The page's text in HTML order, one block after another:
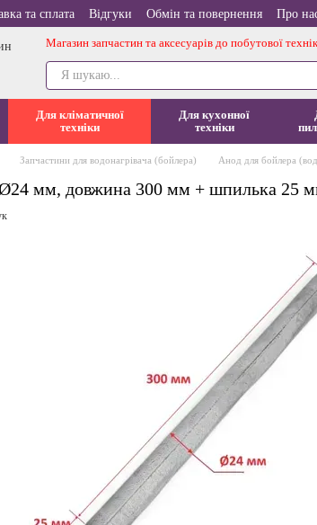
та сплата Відгуки Обмін та повернення Про
Магазин запчастин та аксесуарів до побутової
Для кліматичної
техніки
Для кухонної
техніки
Запчастини для водонагрівача (бойлера) Анод для бойлера
мм, довжина 300 мм + шпилька 25